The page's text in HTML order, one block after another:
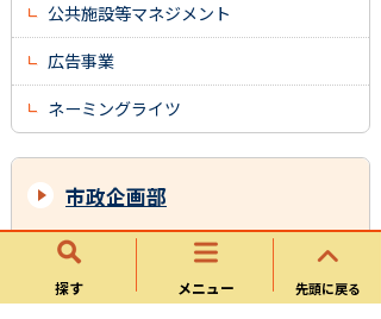
探す メニュー 先頭に戻る
公共施設等マネジメント
広告事業
ネーミングライツ
市政企画部
秘書政策課
財政課